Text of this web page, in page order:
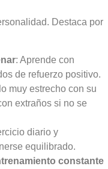
Destaca por
: Aprende con
de refuerzo positivo.
muy estrecho con su
extraños si no se
diario y
equilibrado.
constante